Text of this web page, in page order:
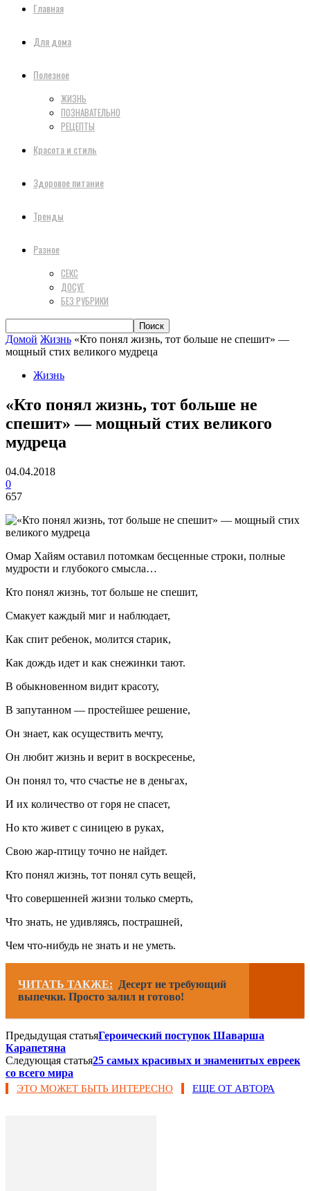
Главная
Для дома
Полезное
ЖИЗНЬ
ПОЗНАВАТЕЛЬНО
РЕЦЕПТЫ
Красота и стиль
Здоровое питание
Тренды
Разное
СЕКС
ДОСУГ
БЕЗ РУБРИКИ
Домой Жизнь «Кто понял жизнь, тот больше не спешит» —
мощный стих великого мудреца
Жизнь
«Кто понял жизнь, тот больше не
спешит» — мощный стих великого
мудреца
04.04.2018
0
657
Омар Хайям оставил потомкам бесценные строки, полные
мудрости и глубокого смысла…
Кто понял жизнь, тот больше не спешит,
Смакует каждый миг и наблюдает,
Как спит ребенок, молится старик,
Как дождь идет и как снежинки тают.
В обыкновенном видит красоту,
В запутанном — простейшее решение,
Он знает, как осуществить мечту,
Он любит жизнь и верит в воскресенье,
Он понял то, что счастье не в деньгах,
И их количество от горя не спасет,
Но кто живет с синицею в руках,
Свою жар-птицу точно не найдет.
Кто понял жизнь, тот понял суть вещей,
Что совершенней жизни только смерть,
Что знать, не удивляясь, пострашней,
Чем что-нибудь не знать и не уметь.
ЧИТАТЬ ТАКЖЕ:
Десерт не требующий
выпечки. Просто залил и готово!
Предыдущая статьяГероический поступок Шаварша
Карапетяна
Следующая статья25 самых красивых и знаменитых евреек
со всего мира
ЭТО МОЖЕТ БЫТЬ ИНТЕРЕСНО ЕЩЕ ОТ АВТОРА